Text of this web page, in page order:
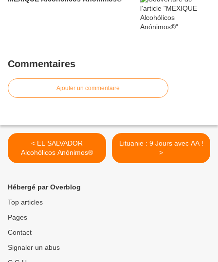
Commentaires
Ajouter un commentaire
< EL SALVADOR
Alcohólicos Anónimos®
Lituanie : 9 Jours avec AA !
>
Hébergé par Overblog
Top articles
Pages
Contact
Signaler un abus